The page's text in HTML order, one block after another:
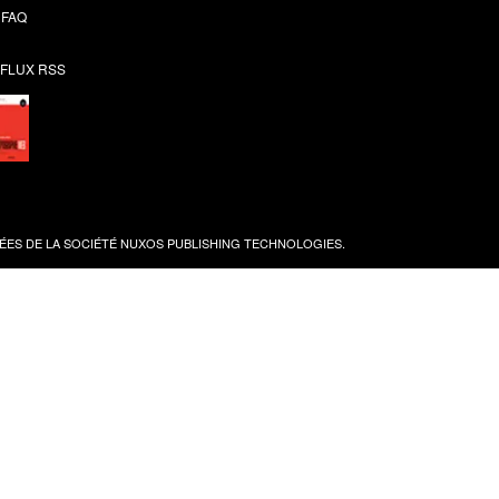
FAQ
FLUX RSS
DE LA SOCIÉTÉNUXOS PUBLISHING TECHNOLOGIES.